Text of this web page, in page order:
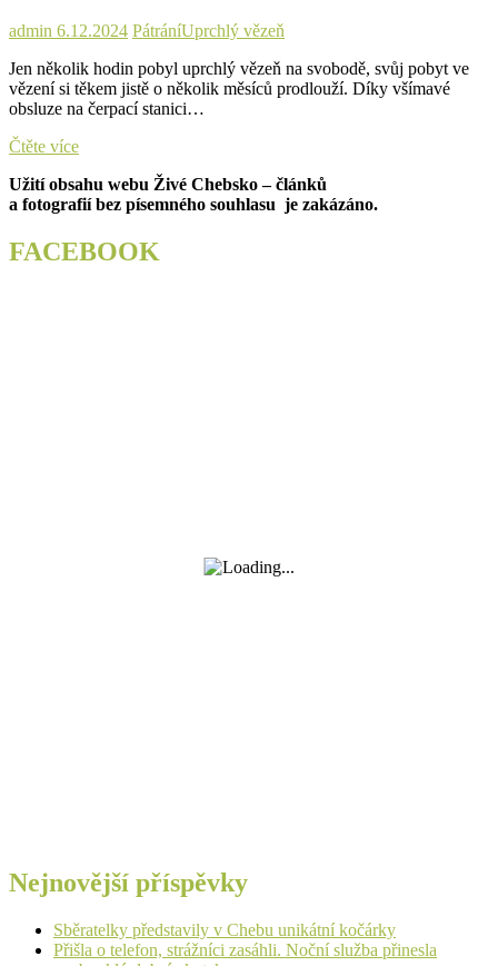
admin 6.12.2024 PátráníUprchlý vězeň
Jen několik hodin pobyl uprchlý vězeň na svobodě, svůj pobyt ve
vězení si těkem jistě o několik měsíců prodlouží. Díky všímavé
obsluze na čerpací stanici…
Čtěte vícePolicisté
hledaného
vězně.
se
schovával
Užití obsahu webu Živé Chebsko – článků
a fotografií bez písemného souhlasu je zakázáno.
FACEBOOK
Nejnovější příspěvky
Sběratelky představily v Chebu unikátní kočárky
Přišla o telefon, strážníci zasáhli. Noční služba přinesla